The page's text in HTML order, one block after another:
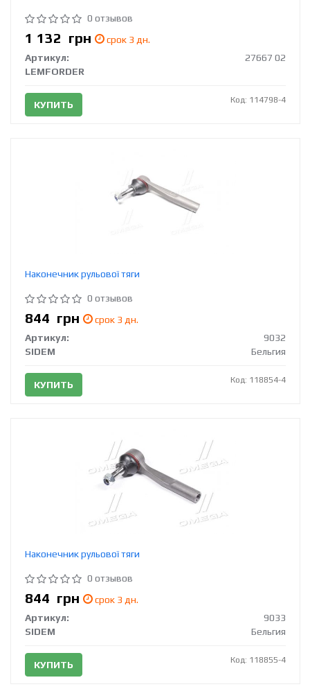
0 отзывов
1 132 грн
срок 3 дн.
Артикул:
27667 02
LEMFORDER
КУПИТЬ Код: 114798-4
Наконечник рульової тяги
0 отзывов
844 грн
срок 3 дн.
Артикул:
9032
SIDEM
Бельгия
КУПИТЬ Код: 118854-4
Наконечник рульової тяги
0 отзывов
844 грн
срок 3 дн.
Артикул:
9033
SIDEM
Бельгия
КУПИТЬ Код: 118855-4